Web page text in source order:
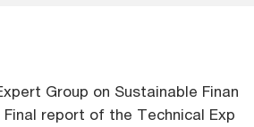
Group on Sustainable Finan
Final report of the Technical Exp